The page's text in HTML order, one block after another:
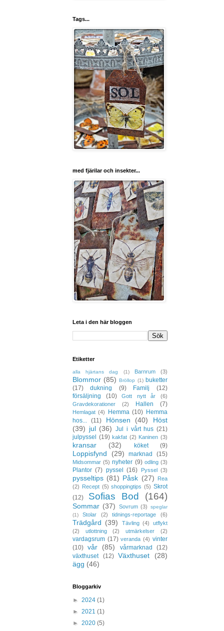
Tags...
med fjärilar och insekter...
Leta i den här bloggen
Etiketter
alla hjärtans dag (1) Barnrum (3)
Blommor (85) Bröllop (1) buketter
(17)
dukning (9) Familj
(12)
försäljning
(10) Gott nytt år
(6)
Gravdekorationer
(2) Hallen (7)
Hemlagat (4) Hemma (10) Hemma
hos...
(11) Hönsen (40)
Höst
(39) jul (36) Jul i vårt hus (21)
julpyssel
(19) kakfat (2) Kaninen (3)
kransar (32) köket (9)
Loppisfynd (29) marknad (15)
Midsommar (5) nyheter (9) odling (3)
Plantor (7) pyssel (16) Pyssel (3)
pysseltips (81) Påsk (27)
Rea
(2) Recept (5) shoppingtips (5) Skrot
(12)
Sofias Bod (164)
Sommar (37) Sovrum (3)
speglar
(1)
Stolar (2) tidnings-reportage (6)
Trädgård (39) Tävling (4)
utflykt
(2)
utlottning (2) utmärkelser (2)
vardagsrum (17) veranda (4) vinter
(10) vår (85) vårmarknad
(12)
växthuset
(12) Växthuset
(28)
ägg (46)
Bloggarkiv
► 2024 (1)
► 2021 (1)
► 2020 (5)